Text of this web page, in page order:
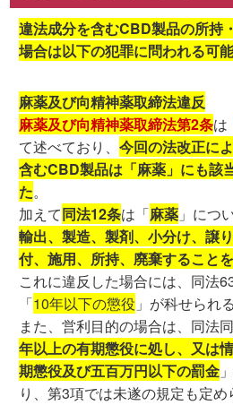
違法成分を含むCBD製品の所持
場合は以下の犯罪に問われる可
麻薬及び向精神薬取締法違反
麻薬及び向精神薬取締法第2条は
て述べており、今回の法改正に
含むCBD製品は「麻薬」にも該
た。
加えて同法12条は「麻薬 」につ
輸出、製造、製剤、小分け、譲
付、施用、所持、廃棄すること
これに違反した場合には、同法
「10年以下の懲役 」が科せられ
また、営利目的の場合は、同法
年以上の有期懲役に処し、又は
期懲役及び五百万円以下の罰金
り、第3項では未遂の規定も定め